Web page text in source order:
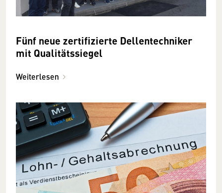
Fünf neue zertifizierte Dellentechniker
mit Qualitätssiegel
Weiterlesen